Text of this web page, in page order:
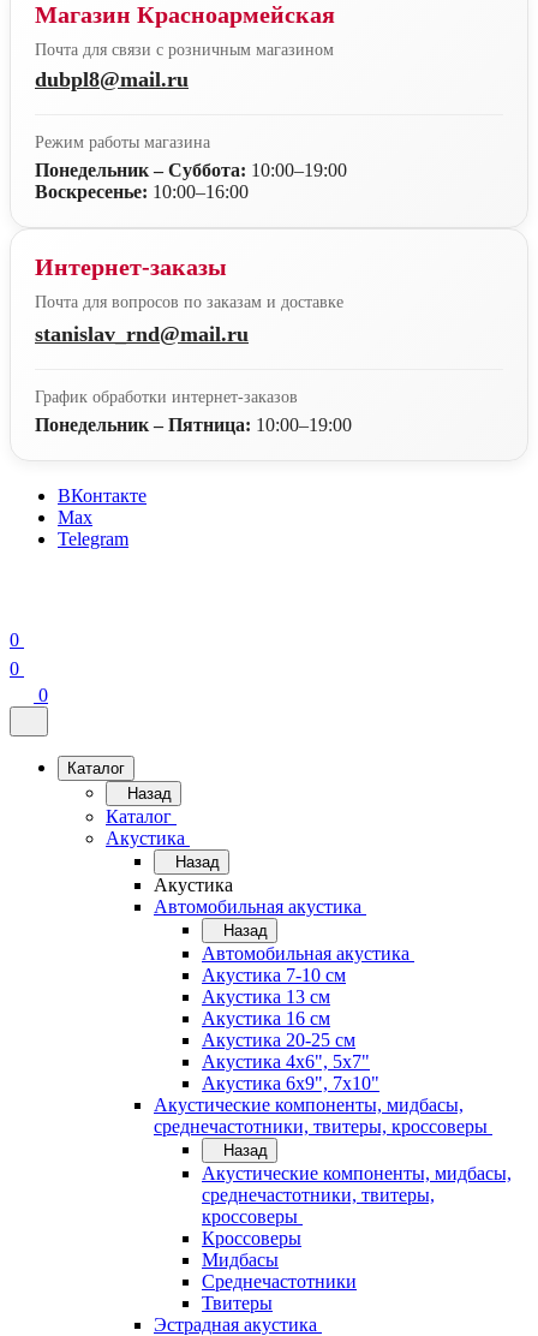
Магазин Красноармейская
Почта для связи с розничным магазином
dubpl8@mail.ru
Режим работы магазина
Понедельник – Суббота: 10:00–19:00
Воскресенье: 10:00–16:00
Интернет-заказы
Почта для вопросов по заказам и доставке
stanislav_rnd@mail.ru
График обработки интернет-заказов
Понедельник – Пятница: 10:00–19:00
ВКонтакте
Max
Telegram
0
0
0
Каталог
Назад
Каталог
Акустика
Назад
Акустика
Автомобильная акустика
Назад
Автомобильная акустика
Акустика 7-10 см
Акустика 13 см
Акустика 16 см
Акустика 20-25 см
Акустика 4х6", 5х7"
Акустика 6х9", 7х10"
Акустические компоненты, мидбасы,
среднечастотники, твитеры, кроссоверы
Назад
Акустические компоненты, мидбасы,
среднечастотники, твитеры,
кроссоверы
Кроссоверы
Мидбасы
Среднечастотники
Твитеры
Эстрадная акустика